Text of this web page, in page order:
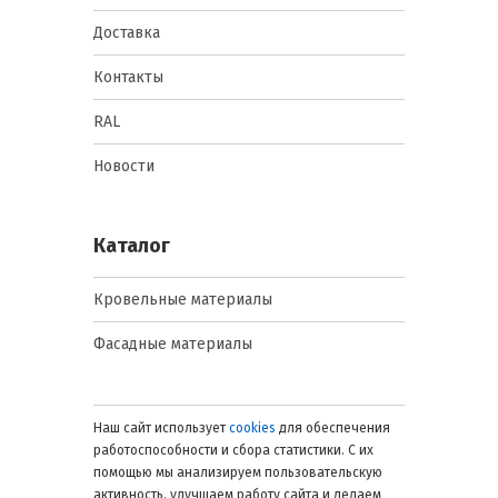
фасадных и внутренних работ.
Затирка для швов Baumit Ceramic S
Экстрабелый, 25 кг
декоративных камней. Высокая
устойчивость к загрязнениям и
Ключевые параметры и
характеристики
Прочность сцепления:
обеспечивает надежность
Доставка
Контакты
RAL
Новости
Каталог
Кровельные материалы
Фасадные материалы
Наш сайт использует cookies для обеспечения
работоспособности и сбора статистики. С их
помощью мы анализируем пользовательскую
активность, улучшаем работу сайта и делаем